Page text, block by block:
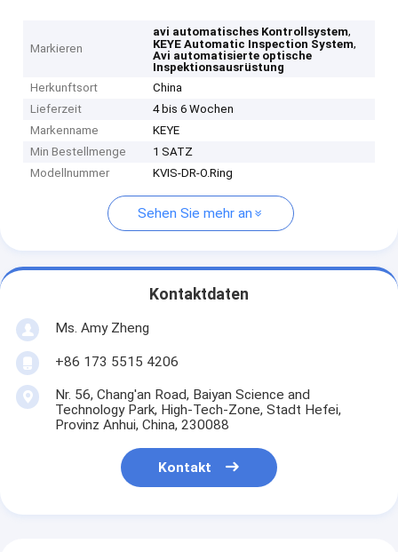
Markieren
avi automatisches Kontrollsystem,
KEYE Automatic Inspection System,
Avi automatisierte optische
Inspektionsausrüstung
Herkunftsort
China
Lieferzeit
4 bis 6 Wochen
Markenname
KEYE
Min Bestellmenge
1 SATZ
Modellnummer
KVIS-DR-O.Ring
Sehen Sie mehr an
Kontaktdaten
Ms. Amy Zheng
+86 173 5515 4206
Nr. 56, Chang'an Road, Baiyan Science and
Technology Park, High-Tech-Zone, Stadt Hefei,
Provinz Anhui, China, 230088
Kontakt